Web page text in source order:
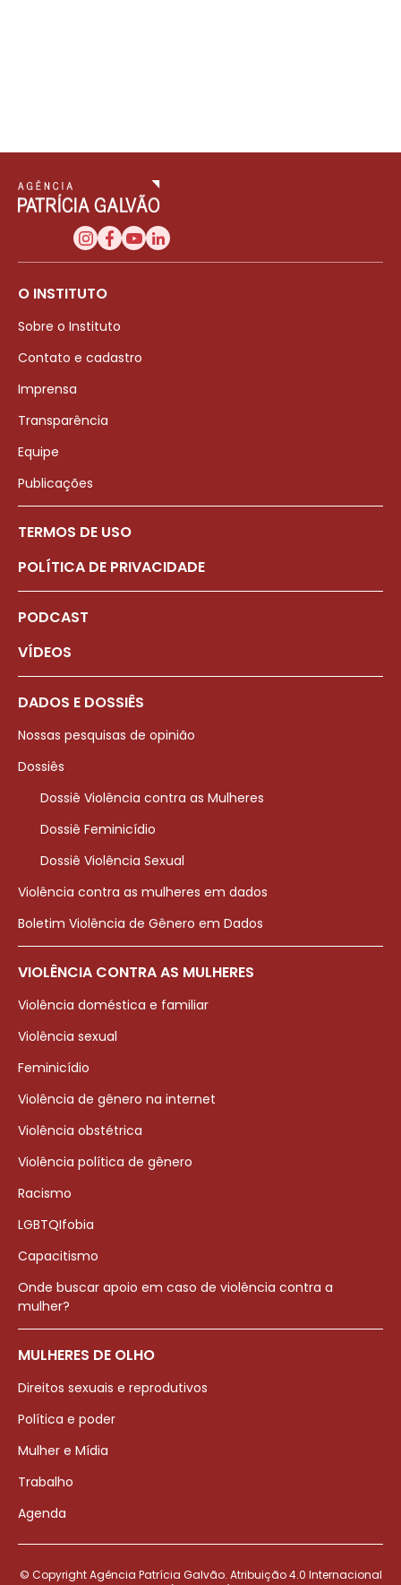
O INSTITUTO
Sobre o Instituto
Contato e cadastro
Imprensa
Transparência
Equipe
Publicações
TERMOS DE USO
POLÍTICA DE PRIVACIDADE
PODCAST
VÍDEOS
DADOS E DOSSIÊS
Nossas pesquisas de opinião
Dossiês
Dossiê Violência contra as Mulheres
Dossiê Feminicídio
Dossiê Violência Sexual
Violência contra as mulheres em dados
Boletim Violência de Gênero em Dados
VIOLÊNCIA CONTRA AS MULHERES
Violência doméstica e familiar
Violência sexual
Feminicídio
Violência de gênero na internet
Violência obstétrica
Violência política de gênero
Racismo
LGBTQIfobia
Capacitismo
Onde buscar apoio em caso de violência contra a
mulher?
MULHERES DE OLHO
Direitos sexuais e reprodutivos
Política e poder
Mulher e Mídia
Trabalho
Agenda
© Copyright Agência Patrícia Galvão. Atribuição 4.0 Internacional